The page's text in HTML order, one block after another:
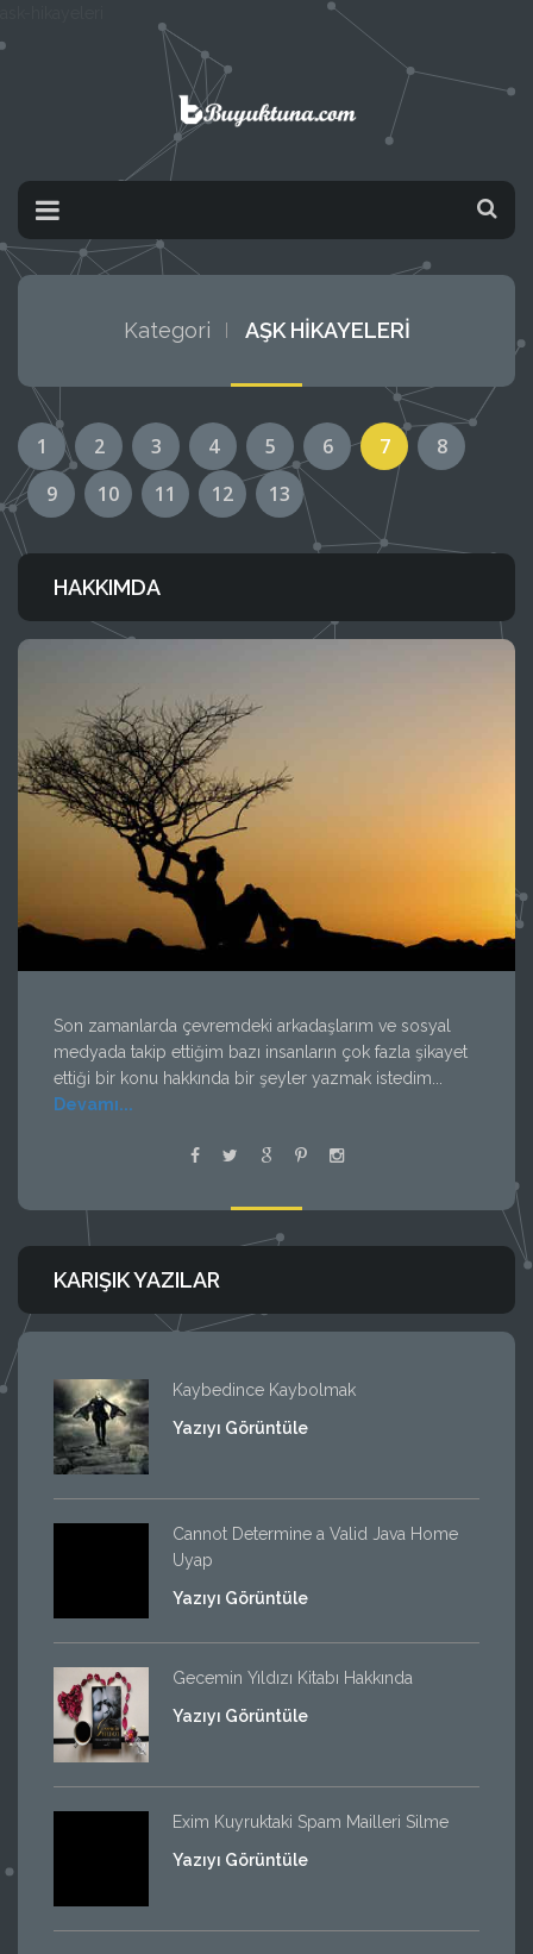
Kategori AŞK HİKAYELERİ
1 2 3 4 5 6 7
8
9
10 11 12 13
HAKKIMDA
Son zamanlarda çevremdeki arkadaşlarım ve sosyal
medyada takip ettiğim bazı insanların çok fazla şikayet
ettiği bir konu hakkında bir şeyler yazmak istedim...
Devamı...
KARIŞIK YAZILAR
Kaybedince Kaybolmak
Yazıyı Görüntüle
Cannot Determine a Valid Java Home
Uyap
Yazıyı Görüntüle
Gecemin Yıldızı Kitabı Hakkında
Yazıyı Görüntüle
Exim Kuyruktaki Spam Mailleri Silme
Yazıyı Görüntüle